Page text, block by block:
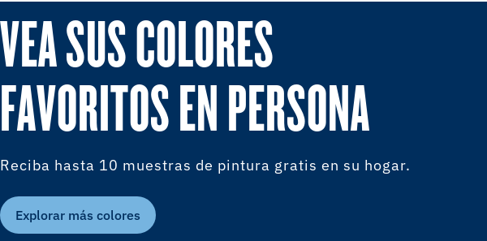
VEA SUS COLORES
FAVORITOS EN PERSONA
Reciba hasta 10 muestras de pintura gratis en su hogar.
Explorar más colores